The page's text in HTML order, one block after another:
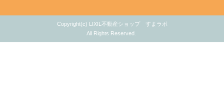
Copyright(c) LIXIL不動産ショップ すまラボ
All Rights Reserved.